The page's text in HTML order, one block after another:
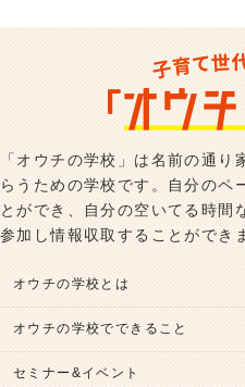
「オウチの学校」は名前の通り
らうための学校です。自分のペ
とができ、自分の空いてる時間
参加し情報収取することができ
オウチの学校とは
オウチの学校でできること
セミナー&イベント